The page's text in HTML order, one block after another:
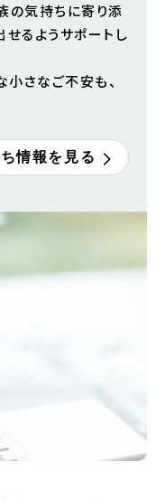
の気持ちに寄り添
るようサポートし
小さなご不安も、
情報を見る